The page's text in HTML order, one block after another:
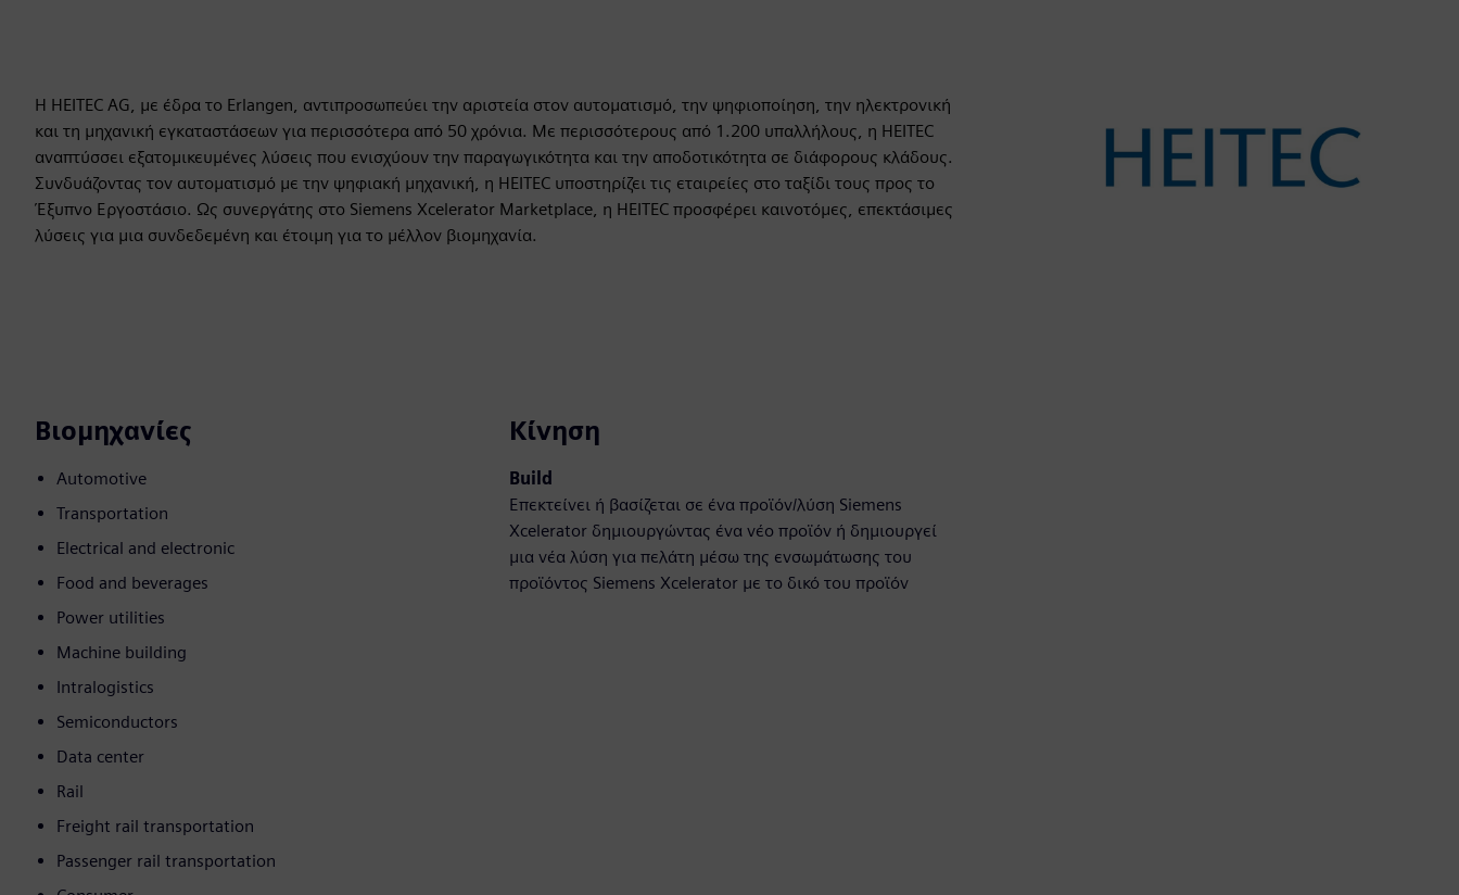
Η HEITEC AG, με έδρα το Erlangen, αντιπροσωπεύει την αριστεία στον αυτοματισμό, την ψηφιοποίηση, την ηλεκτρονική
και τη μηχανική εγκαταστάσεων για περισσότερα από 50 χρόνια. Με περισσότερους από 1.200 υπαλλήλους, η HEITEC
αναπτύσσει εξατομικευμένες λύσεις που ενισχύουν την παραγωγικότητα και την αποδοτικότητα σε διάφορους κλάδους.
Συνδυάζοντας τον αυτοματισμό με την ψηφιακή μηχανική, η HEITEC υποστηρίζει τις εταιρείες στο ταξίδι τους προς το
Έξυπνο Εργοστάσιο. Ως συνεργάτης στο Siemens Xcelerator Marketplace, η HEITEC προσφέρει καινοτόμες, επεκτάσιμες
λύσεις για μια συνδεδεμένη και έτοιμη για το μέλλον βιομηχανία.
Βιομηχανίες
Automotive
Transportation
Electrical and electronic
Food and beverages
Power utilities
Machine building
Intralogistics
Semiconductors
Data center
Rail
Freight rail transportation
Passenger rail transportation
Κίνηση
Build
Επεκτείνει ή βασίζεται σε ένα προϊόν/λύση Siemens
Xcelerator δημιουργώντας ένα νέο προϊόν ή δημιουργεί
μια νέα λύση για πελάτη μέσω της ενσωμάτωσης του
προϊόντος Siemens Xcelerator με το δικό του προϊόν